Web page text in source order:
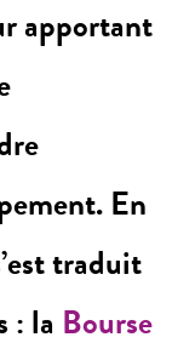
apportant
En
traduit
: la Bourse